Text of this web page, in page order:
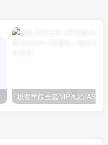
极客学院全套ⅥP视频(AS版)